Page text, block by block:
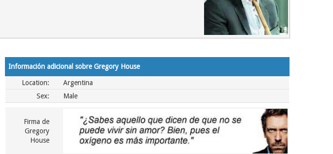
Información adicional sobre Gregory House
Location:
Argentina
Sex:
Male
Firma de
Gregory
House